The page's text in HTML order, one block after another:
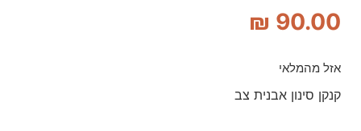
₪ 90.00
אזל מהמלאי
קנקן סינון אבנית צב